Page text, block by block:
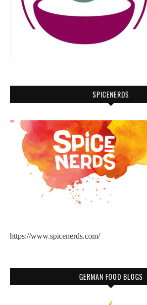
SPICENERDS
https://www.spicenerds.com/
GERMAN FOOD BLOGS